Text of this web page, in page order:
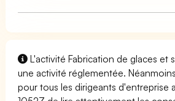
L'activité Fabrication de glaces et
une activité réglementée.
pour tous les dirigeants d'entreprise